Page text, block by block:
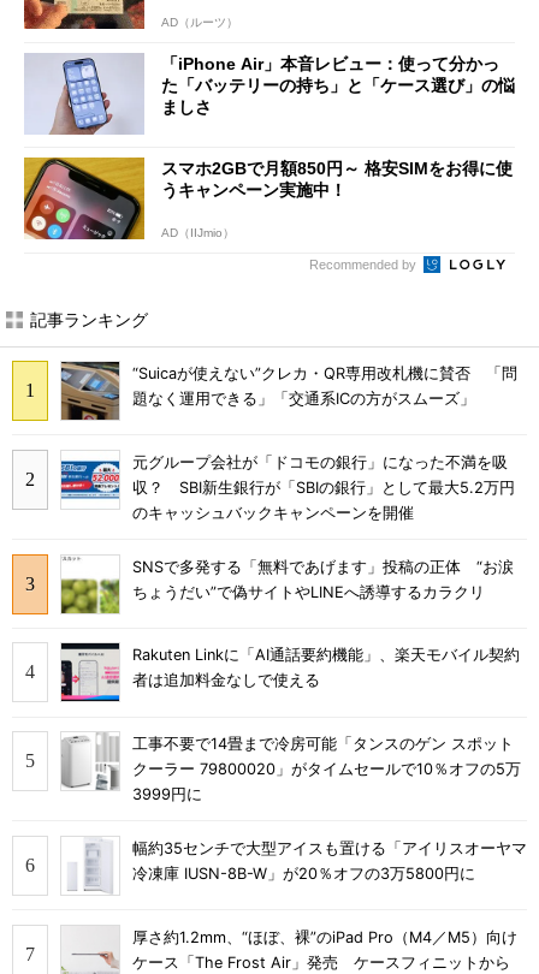
AD（ルーツ）
「iPhone Air」本音レビュー：使って分かっ
た「バッテリーの持ち」と「ケース選び」の悩
ましさ
スマホ2GBで月額850円～ 格安SIMをお得に使
うキャンペーン実施中！
AD（IIJmio）
Recommended by
記事ランキング
“Suicaが使えない”クレカ・QR専用改札機に賛否 「問
題なく運用できる」「交通系ICの方がスムーズ」
元グループ会社が「ドコモの銀行」になった不満を吸
収？ SBI新生銀行が「SBIの銀行」として最大5.2万円
のキャッシュバックキャンペーンを開催
SNSで多発する「無料であげます」投稿の正体 “お涙
ちょうだい”で偽サイトやLINEへ誘導するカラクリ
Rakuten Linkに「AI通話要約機能」、楽天モバイル契約
者は追加料金なしで使える
工事不要で14畳まで冷房可能「タンスのゲン スポット
クーラー 79800020」がタイムセールで10％オフの5万
3999円に
幅約35センチで大型アイスも置ける「アイリスオーヤマ
冷凍庫 IUSN-8B-W」が20％オフの3万5800円に
厚さ約1.2mm、“ほぼ、裸”のiPad Pro（M4／M5）向け
ケース「The Frost Air」発売 ケースフィニットから